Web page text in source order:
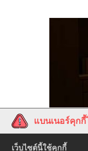
แบนเนอร์คุก
เว็บไซต์นี้ใช้คุกกี้